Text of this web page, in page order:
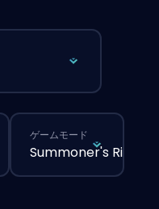
ゲームモード
Summoner's Rift